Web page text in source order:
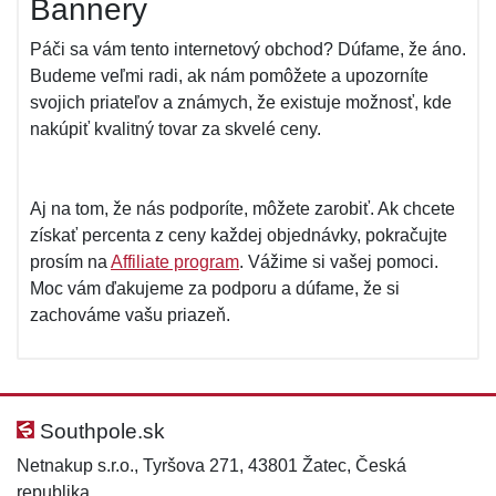
Bannery
Páči sa vám tento internetový obchod? Dúfame, že áno.
Budeme veľmi radi, ak nám pomôžete a upozorníte
svojich priateľov a známych, že existuje možnosť, kde
nakúpiť kvalitný tovar za skvelé ceny.
Aj na tom, že nás podporíte, môžete zarobiť. Ak chcete
získať percenta z ceny každej objednávky, pokračujte
prosím na Affiliate program. Vážime si vašej pomoci.
Moc vám ďakujeme za podporu a dúfame, že si
zachováme vašu priazeň.
Southpole.sk
Netnakup s.r.o., Tyršova 271, 43801 Žatec, Česká
republika